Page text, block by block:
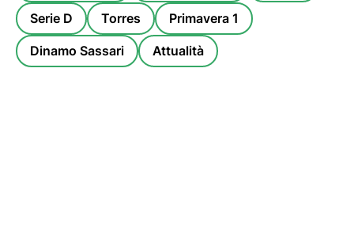
Serie D Torres Primavera 1
Dinamo Sassari Attualità